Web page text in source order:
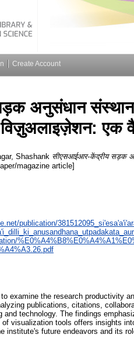
Create Account
अनुसंधान
एक
Shashank सीएसआईआर-केंद्रीय सड़क
magazine article]
publication/
examine the research productivity
publications, citations,
technology. The findings
visualization tools offers insights
institute's future endeavors and its